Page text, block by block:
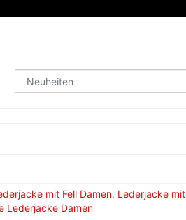
mit Fell Damen, Lederjacke mit
Lederjacke Damen